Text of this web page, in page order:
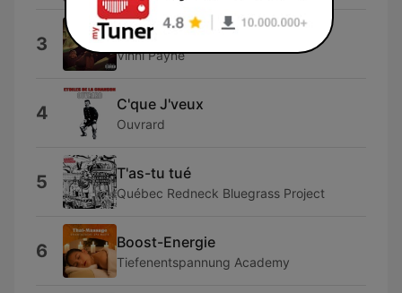
3 Pilot
Vinni Payne
4 C'que J'veux
Ouvrard
5 T'as-tu tué
Québec Redneck Bluegrass Project
6 Boost-Energie
Tiefenentspannung Academy